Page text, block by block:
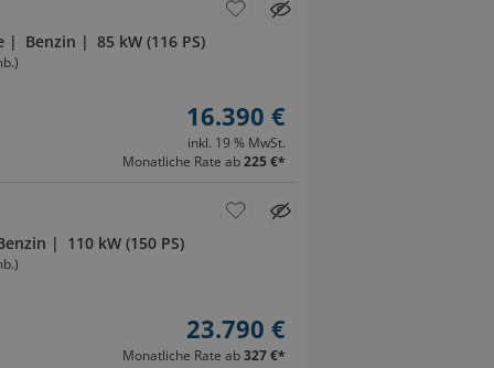
Benzin 85 kW (116 PS)
16.390 €
inkl. 19 % MwSt.
Monatliche Rate ab225 €*
110 kW (150 PS)
23.790 €
Monatliche Rate ab327 €*